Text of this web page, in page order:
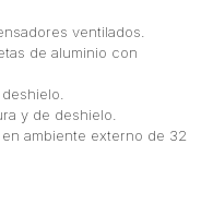
ventilados.
de aluminio con
y de deshielo.
ambiente externo de 32